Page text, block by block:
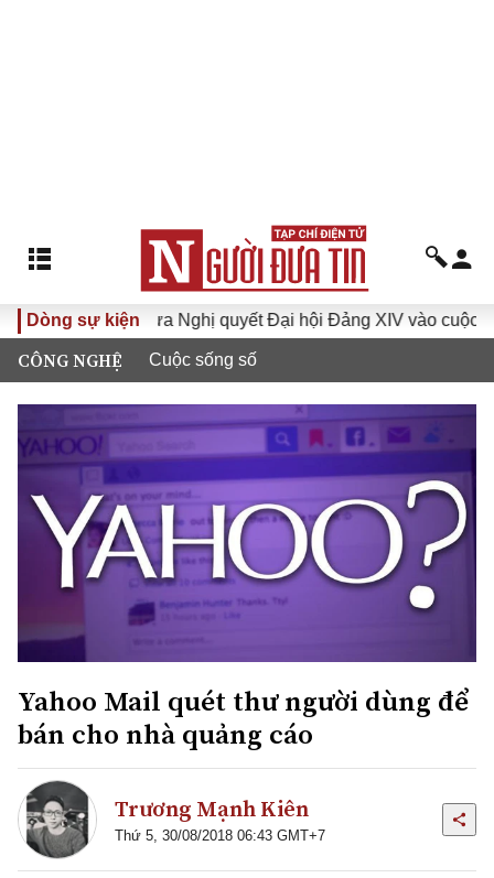
Dòng sự kiện
XVI Đưa Nghị quyết Đại hội Đảng XIV vào cuộc sống
CÔNG NGHỆ Cuộc sống số
Yahoo Mail quét thư người dùng để
bán cho nhà quảng cáo
Trương Mạnh Kiên
Thứ 5, 30/08/2018 06:43 GMT+7